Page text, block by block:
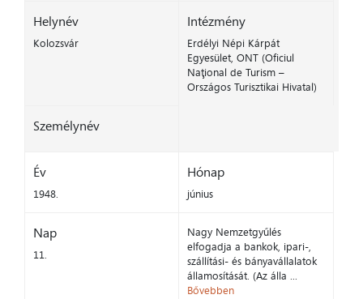
Helynév
Kolozsvár
Intézmény
Erdélyi Népi Kárpát
Egyesület, ONT (Oficiul
Naţional de Turism –
Országos Turisztikai Hivatal)
Személynév
Év
1948.
Hónap
június
Nap
11.
Nagy Nemzetgyűlés
elfogadja a bankok, ipari-,
szállítási- és bányavállalatok
államosítását. (Az álla ...
Bővebben